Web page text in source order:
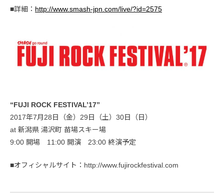
■詳細： http://www.smash-jpn.com/live/?id=2575
“FUJI ROCK FESTIVAL’17”
2017年7月28日（金）29日（土）30日（日）
at 新潟県 湯沢町 苗場スキー場
9:00 開場 11:00 開演 23:00 終演予定
■オフィシャルサイト：http://www.fujirockfestival.com